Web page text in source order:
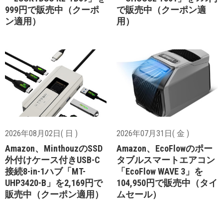
999円で販売中（クーポ
ン適用）
で販売中（クーポン適
用）
2026年08月02日( 日 )
Amazon、MinthouzのSSD
外付けケース付きUSB-C
接続8-in-1ハブ「MT-
UHP3420-B」を2,169円で
販売中（クーポン適用）
2026年07月31日( 金 )
Amazon、EcoFlowのポー
タブルスマートエアコン
「EcoFlow WAVE 3」を
104,950円で販売中（タイ
ムセール）